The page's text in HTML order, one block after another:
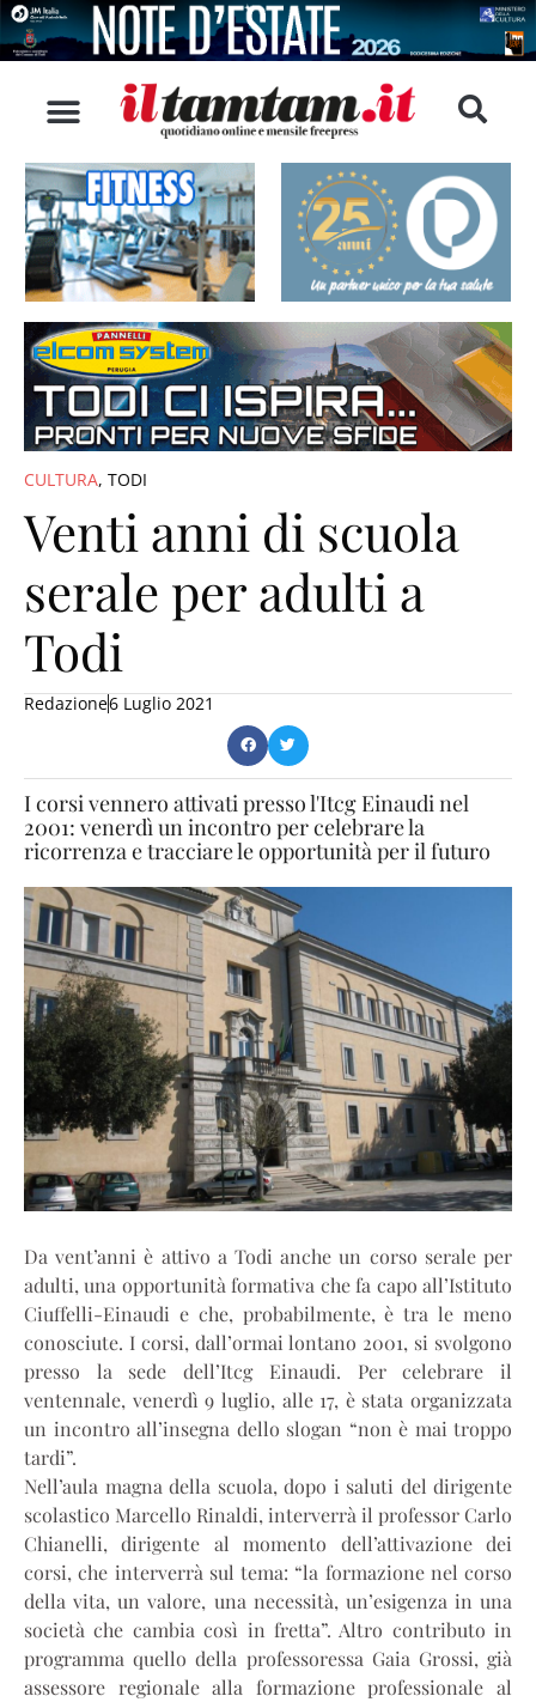
CULTURA, TODI
Venti anni di scuola
serale per adulti a
Todi
Redazione6 Luglio 2021
I corsi vennero attivati presso l'Itcg Einaudi nel
2001: venerdì un incontro per celebrare la
ricorrenza e tracciare le opportunità per il futuro
Da vent’anni è attivo a Todi anche un corso serale per
adulti, una opportunità formativa che fa capo all’Istituto
Ciuffelli-Einaudi e che, probabilmente, è tra le meno
conosciute. I corsi, dall’ormai lontano 2001, si svolgono
presso la sede dell’Itcg Einaudi. Per celebrare il
ventennale, venerdì 9 luglio, alle 17, è stata organizzata
un incontro all’insegna dello slogan “non è mai troppo
tardi”.
Nell’aula magna della scuola, dopo i saluti del dirigente
scolastico Marcello Rinaldi, interverrà il professor Carlo
Chianelli, dirigente al momento dell’attivazione dei
corsi, che interverrà sul tema: “la formazione nel corso
della vita, un valore, una necessità, un’esigenza in una
società che cambia così in fretta”. Altro contributo in
programma quello della professoressa Gaia Grossi, già
assessore regionale alla formazione professionale al